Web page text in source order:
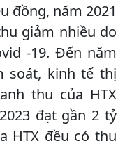
đồng, năm 2021
giảm nhiều do
-19. Đến năm
soát, kinh tế thị
thu của HTX
đạt gần 2 tỷ
HTX đều có thu